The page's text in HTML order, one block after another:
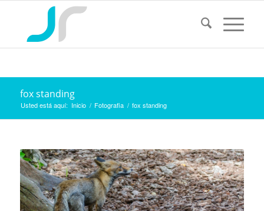
fox standing
Usted está aquí: Inicio / Fotografia / fox standing